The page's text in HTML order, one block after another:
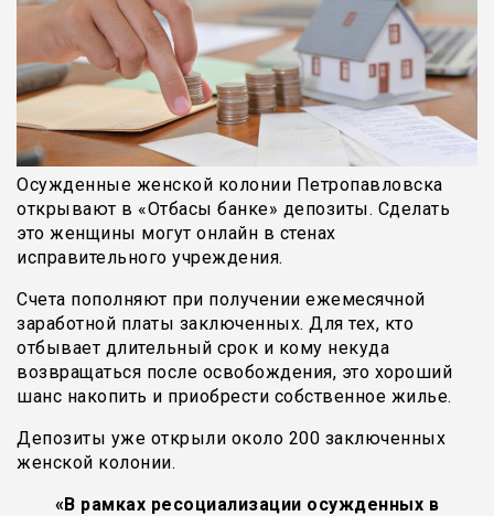
Осужденные женской колонии Петропавловска
открывают в «Отбасы банке» депозиты. Сделать
это женщины могут онлайн в стенах
исправительного учреждения.
Счета пополняют при получении ежемесячной
заработной платы заключенных. Для тех, кто
отбывает длительный срок и кому некуда
возвращаться после освобождения, это хороший
шанс накопить и приобрести собственное жилье.
Депозиты уже открыли около 200 заключенных
женской колонии.
«В рамках ресоциализации осужденных в